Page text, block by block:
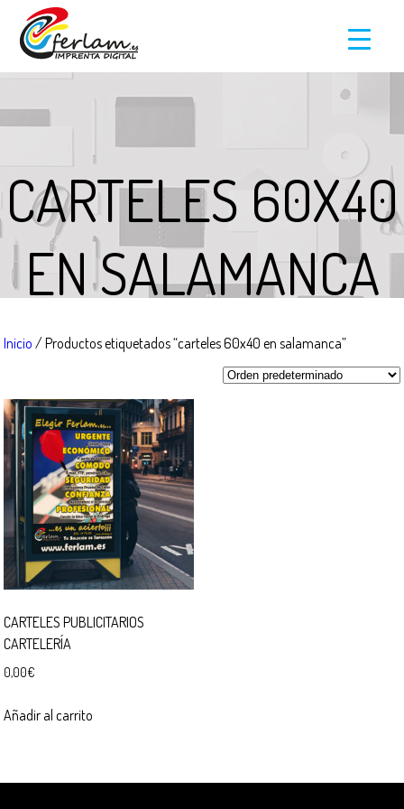
CARTELES 60X40
EN SALAMANCA
Inicio / Productos etiquetados “carteles 60x40 en salamanca”
CARTELES PUBLICITARIOS
CARTELERÍA
0,00€
Añadir al carrito